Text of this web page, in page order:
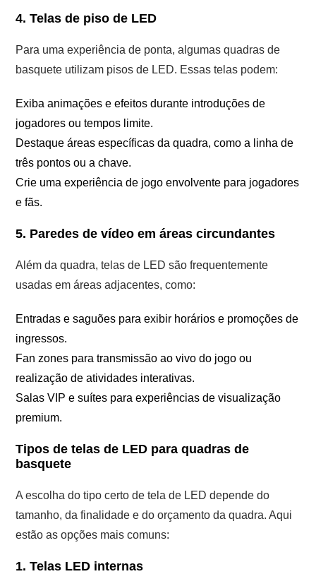
4. Telas de piso de LED
Para uma experiência de ponta, algumas quadras de
basquete utilizam pisos de LED. Essas telas podem:
Exiba animações e efeitos durante introduções de
jogadores ou tempos limite.
Destaque áreas específicas da quadra, como a linha de
três pontos ou a chave.
Crie uma experiência de jogo envolvente para jogadores
e fãs.
5. Paredes de vídeo em áreas circundantes
Além da quadra, telas de LED são frequentemente
usadas em áreas adjacentes, como:
Entradas e saguões para exibir horários e promoções de
ingressos.
Fan zones para transmissão ao vivo do jogo ou
realização de atividades interativas.
Salas VIP e suítes para experiências de visualização
premium.
Tipos de telas de LED para quadras de
basquete
A escolha do tipo certo de tela de LED depende do
tamanho, da finalidade e do orçamento da quadra. Aqui
estão as opções mais comuns:
1. Telas LED internas